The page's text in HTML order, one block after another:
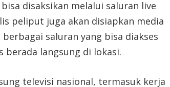
disaksikan melalui saluran live
peliput juga akan disiapkan media
saluran yang bisa diakses
langsung di lokasi.
televisi nasional, termasuk kerja